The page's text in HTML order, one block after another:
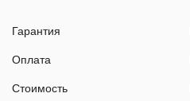
Гарантия
Оплата
Стоимость